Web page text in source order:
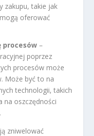
zakupu, takie jak
oferować
procesów –
poprzez
procesów może
Może być to na
technologii, takich
na oszczędności
zniwelować